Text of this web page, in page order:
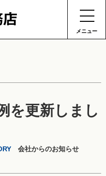
メニュー
を更新しまし
会社からのお知らせ